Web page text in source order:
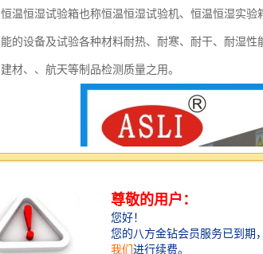
恒温恒湿试验箱也称恒温恒湿试验机、恒温恒湿实
能的设备及试验各种材料耐热、耐寒、耐干、耐湿
建材、、航天等制品检测质量之用。